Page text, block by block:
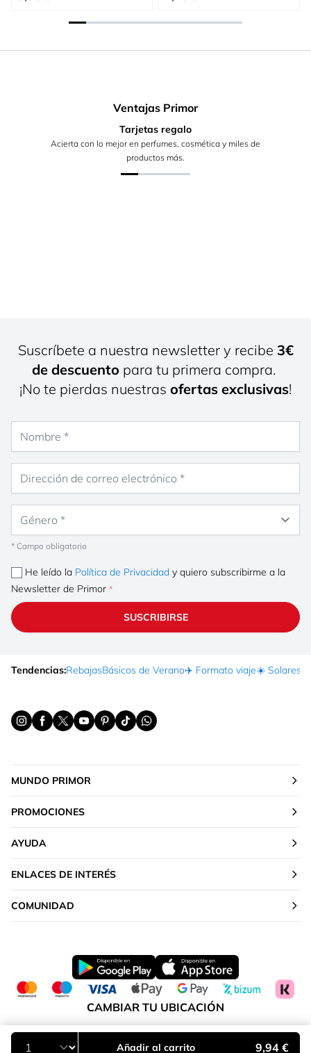
Añadir al carrito 9,94 €
Ventajas Primor
Tarjetas regalo
Acierta con lo mejor en perfumes, cosmética y miles de
productos más.
Suscríbete a nuestra newsletter y recibe 3€
de descuento para tu primera compra.
¡No te pierdas nuestras ofertas exclusivas!
* Campo obligatorio
He leído la Política de Privacidad y quiero subscribirme a la
Newsletter de Primor
SUSCRIBIRSE
Tendencias:RebajasBásicos de Verano✈️ Formato viaje☀️ Solares
MUNDO PRIMOR
PROMOCIONES
AYUDA
ENLACES DE INTERÉS
COMUNIDAD
CAMBIAR TU UBICACIÓN
Península y Baleares